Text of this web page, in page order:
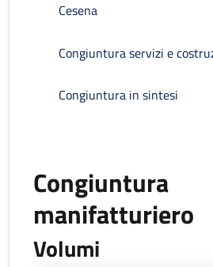
Cesena
Congiuntura servizi e
Congiuntura in sintesi
Congiuntura
manifatturiero
Volumi